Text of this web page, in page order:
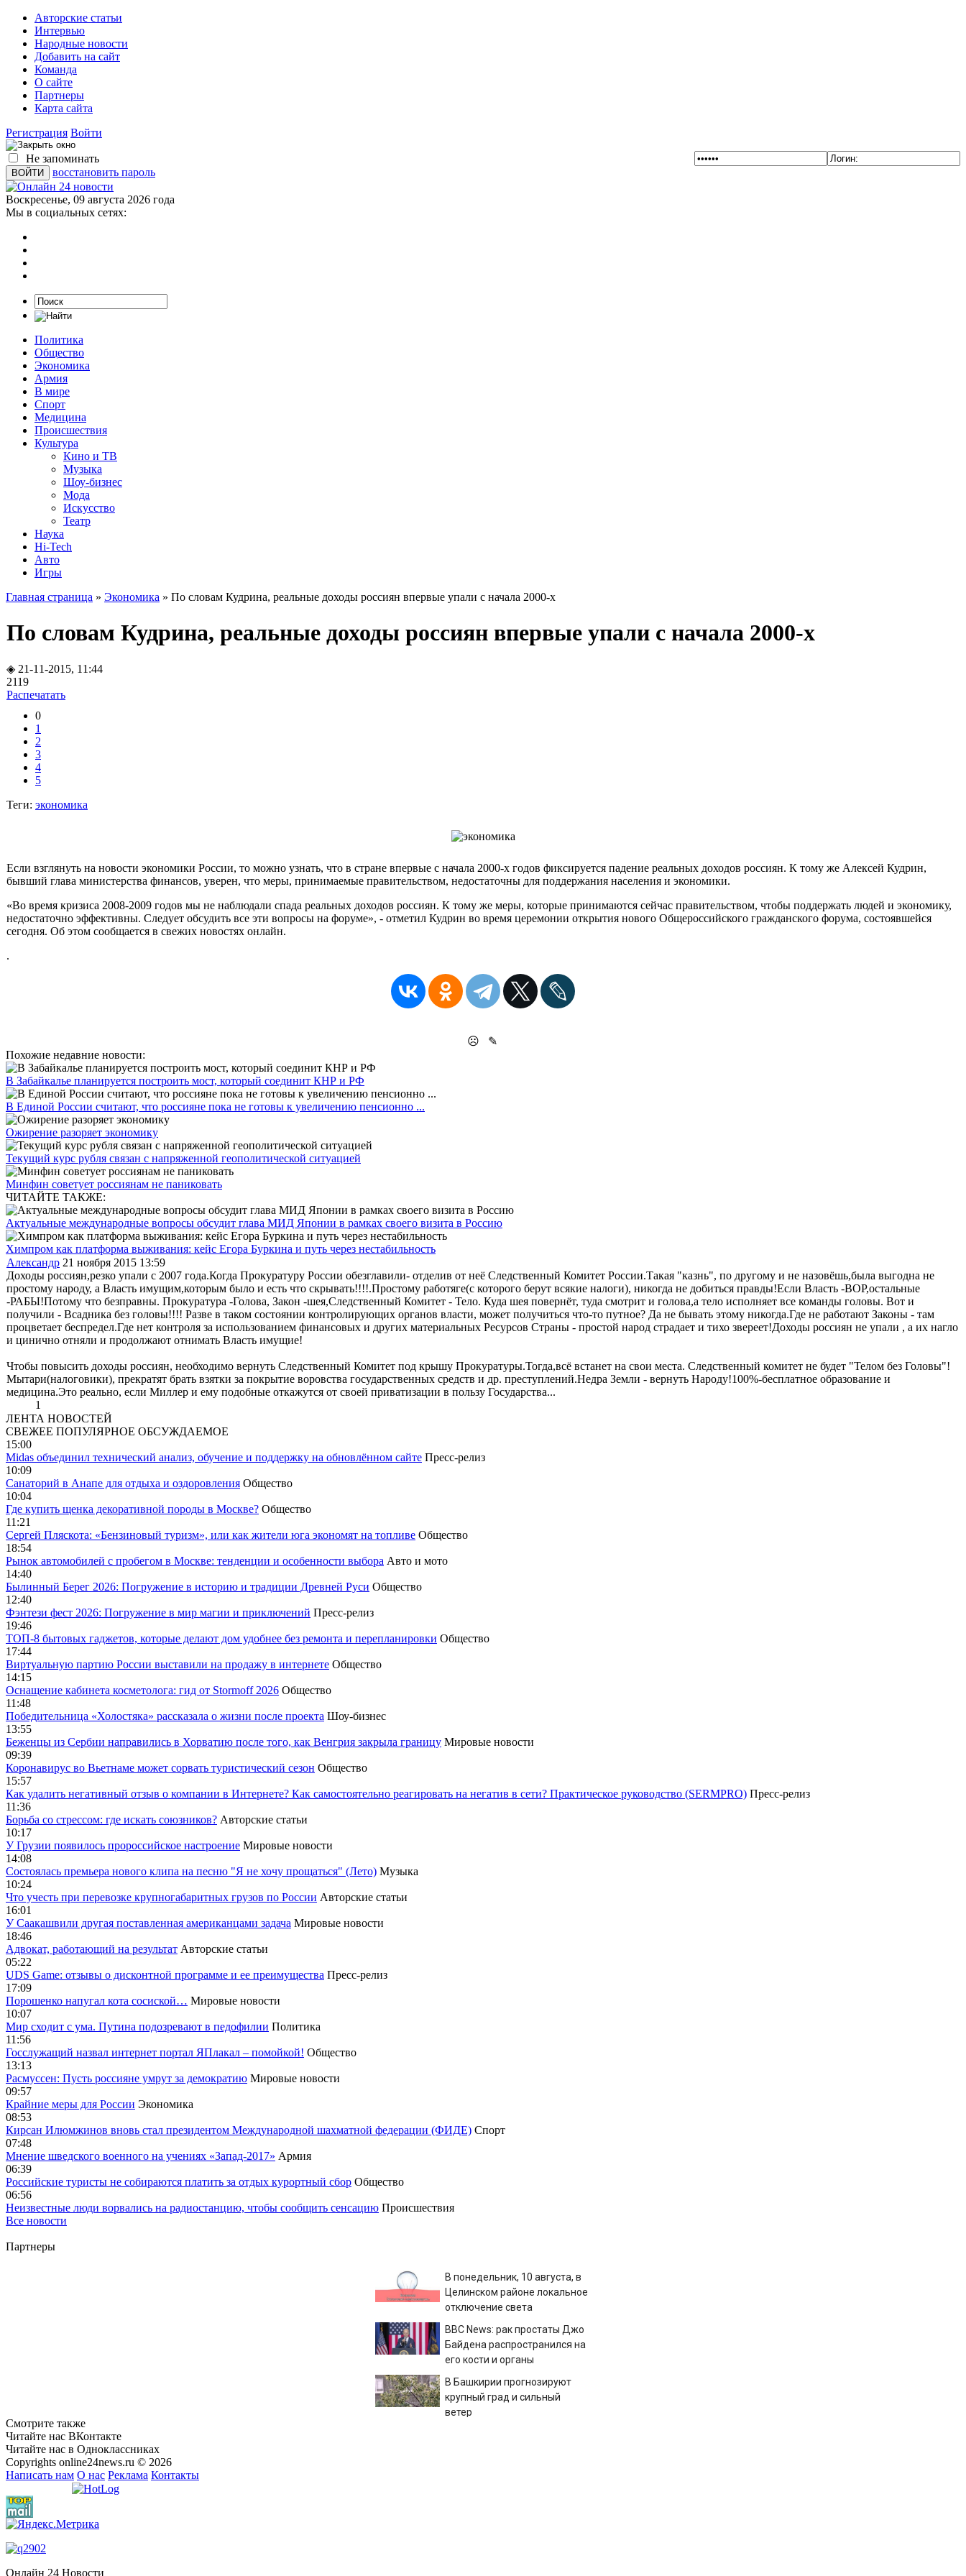
Авторские статьи
Интервью
Народные новости
Добавить на сайт
Команда
О сайте
Партнеры
Карта сайта
Регистрация Войти
Не запоминать
восстановить пароль
Воскресенье, 09 августа 2026 года
Мы в социальных сетях:
Политика
Общество
Экономика
Армия
В мире
Спорт
Медицина
Происшествия
Культура
Кино и ТВ
Музыка
Шоу-бизнес
Мода
Искусство
Театр
Наука
Hi-Tech
Авто
Игры
Главная страница » Экономика » По словам Кудрина, реальные доходы россиян впервые упали с начала 2000-х
По словам Кудрина, реальные доходы россиян впервые упали с начала 2000-х
◈ 21-11-2015, 11:44
2119
Распечатать
0
1
2
3
4
5
Теги: экономика
Если взглянуть на новости экономики России, то можно узнать, что в стране впервые с начала 2000-х годов фиксируется падение реальных доходов россиян. К тому же Алексей Кудрин,
бывший глава министерства финансов, уверен, что меры, принимаемые правительством, недостаточны для поддержания населения и экономики.
«Во время кризиса 2008-2009 годов мы не наблюдали спада реальных доходов россиян. К тому же меры, которые принимаются сейчас правительством, чтобы поддержать людей и экономику,
недостаточно эффективны. Следует обсудить все эти вопросы на форуме», - отметил Кудрин во время церемонии открытия нового Общероссийского гражданского форума, состоявшейся
сегодня. Об этом сообщается в свежих новостях онлайн.
.
☹
✎
Похожие недавние новости:
В Забайкалье планируется построить мост, который соединит КНР и РФ
В Единой России считают, что россияне пока не готовы к увеличению пенсионно ...
Ожирение разоряет экономику
Текущий курс рубля связан с напряженной геополитической ситуацией
Минфин советует россиянам не паниковать
ЧИТАЙТЕ ТАКЖЕ:
Актуальные международные вопросы обсудит глава МИД Японии в рамках своего визита в Россию
Химпром как платформа выживания: кейс Егора Буркина и путь через нестабильность
Александр 21 ноября 2015 13:59
Доходы россиян,резко упали с 2007 года.Когда Прокуратуру России обезглавили- отделив от неё Следственный Комитет России.Такая "казнь", по другому и не назовёшь,была выгодна не
простому народу, а Власть имущим,которым было и есть что скрывать!!!!.Простому работяге(с которого берут всякие налоги), никогда не добиться правды!Если Власть -ВОР,остальные
-РАБЫ!Потому что безправны. Прокуратура -Голова, Закон -шея,Следственный Комитет - Тело. Куда шея повернёт, туда смотрит и голова,а тело исполняет все команды головы. Вот и
получили - Всадника без головы!!!! Разве в таком состоянии контролирующих органов власти, может получиться что-то путное? Да не бывать этому никогда.Где не работают Законы - там
процветает беспредел.Где нет контроля за использованием финансовых и других материальных Ресурсов Страны - простой народ страдает и тихо звереет!Доходы россиян не упали , а их нагло
и цинично отняли и продолжают отнимать Власть имущие!
Чтобы повысить доходы россиян, необходимо вернуть Следственный Комитет под крышу Прокуратуры.Тогда,всё встанет на свои места. Следственный комитет не будет "Телом без Головы"!
Мытари(налоговики), прекратят брать взятки за покрытие воровства государственных средств и др. преступлений.Недра Земли - вернуть Народу!100%-бесплатное образование и
медицина.Это реально, если Миллер и ему подобные откажутся от своей приватизации в пользу Государства...
1
ЛЕНТА НОВОСТЕЙ
СВЕЖЕЕ ПОПУЛЯРНОЕ ОБСУЖДАЕМОЕ
15:00
Midas объединил технический анализ, обучение и поддержку на обновлённом сайте Пресс-релиз
10:09
Санаторий в Анапе для отдыха и оздоровления Общество
10:04
Где купить щенка декоративной породы в Москве? Общество
11:21
Сергей Пляскота: «Бензиновый туризм», или как жители юга экономят на топливе Общество
18:54
Рынок автомобилей с пробегом в Москве: тенденции и особенности выбора Авто и мото
14:40
Былинный Берег 2026: Погружение в историю и традиции Древней Руси Общество
12:40
Фэнтези фест 2026: Погружение в мир магии и приключений Пресс-релиз
19:46
ТОП-8 бытовых гаджетов, которые делают дом удобнее без ремонта и перепланировки Общество
17:44
Виртуальную партию России выставили на продажу в интернете Общество
14:15
Оснащение кабинета косметолога: гид от Stormoff 2026 Общество
11:48
Победительница «Холостяка» рассказала о жизни после проекта Шоу-бизнес
13:55
Беженцы из Сербии направились в Хорватию после того, как Венгрия закрыла границу Мировые новости
09:39
Коронавирус во Вьетнаме может сорвать туристический сезон Общество
15:57
Как удалить негативный отзыв о компании в Интернете? Как самостоятельно реагировать на негатив в сети? Практическое руководство (SERMPRO) Пресс-релиз
11:36
Борьба со стрессом: где искать союзников? Авторские статьи
10:17
У Грузии появилось пророссийское настроение Мировые новости
14:08
Cостоялась премьера нового клипа на песню "Я не хочу прощаться" (Лето) Музыка
10:24
Что учесть при перевозке крупногабаритных грузов по России Авторские статьи
16:01
У Саакашвили другая поставленная американцами задача Мировые новости
18:46
Адвокат, работающий на результат Авторские статьи
05:22
UDS Game: отзывы о дисконтной программе и ее преимущества Пресс-релиз
17:09
Порошенко напугал кота сосиской… Мировые новости
10:07
Мир сходит с ума. Путина подозревают в педофилии Политика
11:56
Госслужащий назвал интернет портал ЯПлакал – помойкой! Общество
13:13
Расмуссен: Пусть россияне умрут за демократию Мировые новости
09:57
Крайние меры для России Экономика
08:53
Кирсан Илюмжинов вновь стал президентом Международной шахматной федерации (ФИДЕ) Спорт
07:48
Мнение шведского военного на учениях «Запад-2017» Армия
06:39
Российские туристы не собираются платить за отдых курортный сбор Общество
06:56
Неизвестные люди ворвались на радиостанцию, чтобы сообщить сенсацию Происшествия
Все новости
Партнеры
В понедельник, 10 августа, в
Целинском районе локальное
отключение света
BBC News: рак простаты Джо
Байдена распространился на
его кости и органы
В Башкирии прогнозируют
крупный град и сильный
ветер
Смотрите также
Читайте нас ВКонтакте
Читайте нас в Одноклассниках
Copyrights online24news.ru © 2026
Написать нам О нас Реклама Контакты
Онлайн 24 Новости